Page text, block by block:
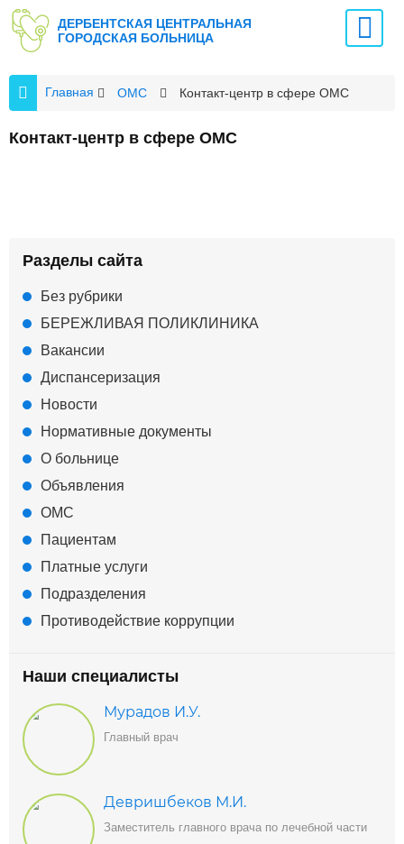
ДЕРБЕНТСКАЯ ЦЕНТРАЛЬНАЯ
ГОРОДСКАЯ БОЛЬНИЦА
Главная ОМС Контакт-центр в сфере ОМС
Контакт-центр в сфере ОМС
Разделы сайта
Без рубрики
БЕРЕЖЛИВАЯ ПОЛИКЛИНИКА
Вакансии
Диспансеризация
Новости
Нормативные документы
О больнице
Объявления
ОМС
Пациентам
Платные услуги
Подразделения
Противодействие коррупции
Наши специалисты
Мурадов И.У.
Главный врач
Девришбеков М.И.
Заместитель главного врача по лечебной части